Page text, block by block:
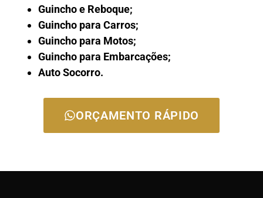
Guincho e Reboque;
Guincho para Carros;
Guincho para Motos;
Guincho para Embarcações;
Auto Socorro.
ORÇAMENTO RÁPIDO